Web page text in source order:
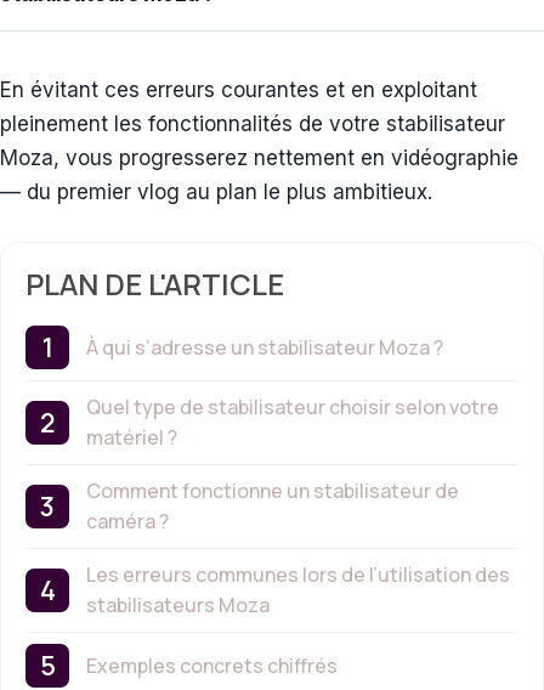
En évitant ces erreurs courantes et en exploitant
pleinement les fonctionnalités de votre stabilisateur
Moza, vous progresserez nettement en vidéographie
— du premier vlog au plan le plus ambitieux.
PLAN DE L'ARTICLE
À qui s’adresse un stabilisateur Moza ?
Quel type de stabilisateur choisir selon votre
matériel ?
Comment fonctionne un stabilisateur de
caméra ?
Les erreurs communes lors de l’utilisation des
stabilisateurs Moza
Exemples concrets chiffrés